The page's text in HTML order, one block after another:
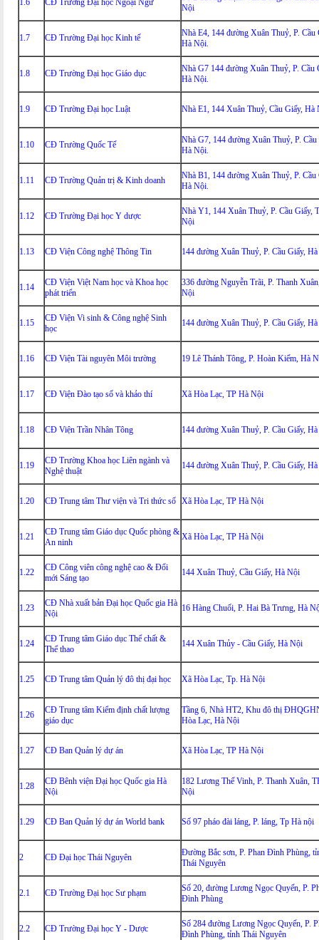
1.6 CĐ Trường Đại học Ngoại Ngữ
Nội
1.7 CĐ Trường Đại học Kinh tế
Nhà E4, 144 đường Xuân Thuỷ, P. Cầu
Hà Nội.
1.8 CĐ Trường Đại học Giáo dục
Nhà G7 144 đường Xuân Thuỷ, P. Cầu
Hà Nội.
1.9 CĐ Trường Đại học Luật Nhà E1, 144 Xuân Thuỷ, Cầu Giấy, Hà
1.10 CĐ Trường Quốc Tế
Nhà G7, 144 đường Xuân Thuỷ, P. Cầu
Hà Nội.
1.11 CĐ Trường Quản trị & Kinh doanh
Nhà B1, 144 đường Xuân Thuỷ, P. Cầu
Hà Nội.
1.12 CĐ Trường Đại học Y dược
Nhà Y1, 144 Xuân Thuỷ, P. Cầu Giấy,
Nội
1.13 CĐ Viện Công nghệ Thông Tin 144 đường Xuân Thuỷ, P. Cầu Giấy,
1.14
CĐ Viện Việt Nam học và Khoa học
phát triển
336 đường Nguyễn Trãi, P. Thanh
Nội
1.15
CĐ Viện Vi sinh & Công nghệ Sinh
học
144 đường Xuân Thuỷ, P. Cầu Giấy,
1.16 CĐ Viện Tài nguyên Môi trường 19 Lê Thánh Tông, P. Hoàn Kiếm, Hà
1.17 CĐ Viện Đào tạo số và khảo thí Xã Hòa Lạc, TP Hà Nội
1.18 CĐ Viện Trần Nhân Tông 144 đường Xuân Thuỷ, P. Cầu Giấy,
1.19
CĐ Trường Khoa học Liên ngành và
Nghệ thuật
144 đường Xuân Thuỷ, P. Cầu Giấy,
1.20 CĐ Trung tâm Thư viện và Tri thức số Xã Hòa Lạc, TP Hà Nội
1.21
CĐ Trung tâm Giáo dục Quốc phòng &
An ninh
Xã Hòa Lạc, TP Hà Nội
1.22
CĐ Công viên công nghệ cao & Đổi
mới Sáng tạo
144 Xuân Thuỷ, Cầu Giấy, Hà Nội
1.23
CĐ Nhà xuất bản Đại học Quốc gia Hà
Nội
16 Hàng Chuối, P. Hai Bà Trưng, Hà
1.24
CĐ Trung tâm Giáo dục Thể chất &
Thể thao
144 Xuân Thủy - Cầu Giấy, Hà Nội
1.25 CĐ Trung tâm Quản lý đô thị đại học Xã Hòa Lạc, Tp. Hà Nội
1.26
CĐ Trung tâm Kiểm định chất lượng
giáo dục
Tầng 6, Nhà HT2, Khu đô thị
Hòa Lạc, Hà Nội
1.27 CĐ Ban Quản lý dự án Xã Hòa Lạc, TP Hà Nội
1.28
CĐ Bênh viện Đại học Quốc gia Hà
Nội
182 Lương Thế Vinh, P. Thanh Xuân,
Nội
1.29 CĐ Ban Quản lý dự án World bank Số 97 pháo đài láng, P. láng, Tp Hà nội
2 CĐ Đại học Thái Nguyên
Đường Bắc sơn, P. Phan Đình Phùng,
Thái Nguyên
2.1 CĐ Trường Đại học Sư phạm
Số 20, đường Lương Ngọc Quyến, P.
Đình Phùng
2.2 CĐ Trường Đại học Y - Dược
Số 284 đường Lương Ngọc Quyến, P.
Đình Phùng, tỉnh Thái Nguyên